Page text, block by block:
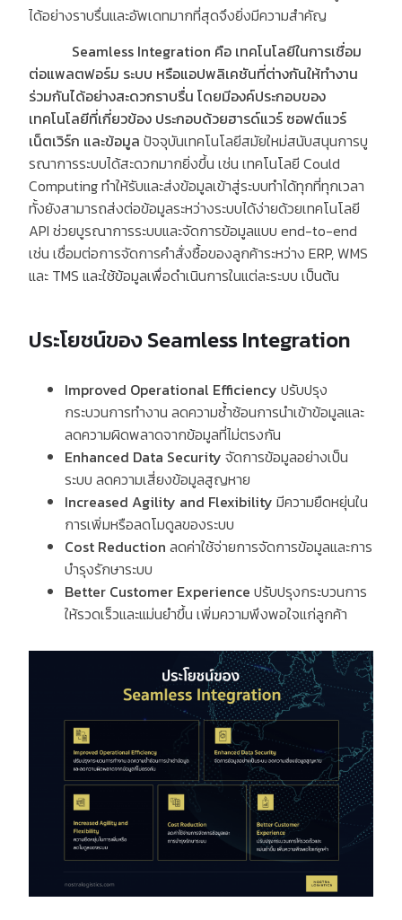
ได้อย่างราบรื่นและอัพเดทมากที่สุดจึงยิ่งมีความสำคัญ
Seamless Integration คือ เทคโนโลยีในการเชื่อม
ต่อแพลตฟอร์ม ระบบ หรือแอปพลิเคชันที่ต่างกันให้ทำงาน
ร่วมกันได้อย่างสะดวกราบรื่น โดยมีองค์ประกอบของ
เทคโนโลยีที่เกี่ยวข้อง ประกอบด้วยฮารด์แวร์ ซอฟต์แวร์
เน็ตเวิร์ก และข้อมูล ปัจจุบันเทคโนโลยีสมัยใหม่สนับสนุนการบู
รณาการระบบได้สะดวกมากยิ่งขึ้น เช่น เทคโนโลยี Could
Computing ทำให้รับและส่งข้อมูลเข้าสู่ระบบทำได้ทุกที่ทุกเวลา
ทั้งยังสามารถส่งต่อข้อมูลระหว่างระบบได้ง่ายด้วยเทคโนโลยี
API ช่วยบูรณาการระบบและจัดการข้อมูลแบบ end-to-end
เช่น เชื่อมต่อการจัดการคำสั่งซื้อของลูกค้าระหว่าง ERP, WMS
และ TMS และใช้ข้อมูลเพื่อดำเนินการในแต่ละระบบ เป็นต้น
ประโยชน์ของ Seamless Integration
Improved Operational Efficiency ปรับปรุง
กระบวนการทำงาน ลดความซ้ำซ้อนการนำเข้าข้อมูลและ
ลดความผิดพลาดจากข้อมูลที่ไม่ตรงกัน
Enhanced Data Securityจัดการข้อมูลอย่างเป็น
ระบบ ลดความเสี่ยงข้อมูลสูญหาย
Increased Agility and Flexibilityมีความยืดหยุ่นใน
การเพิ่มหรือลดโมดูลของระบบ
Cost Reductionลดค่าใช้จ่ายการจัดการข้อมูลและการ
บำรุงรักษาระบบ
Better Customer Experienceปรับปรุงกระบวนการ
ให้รวดเร็วและแม่นยำขึ้น เพิ่มความพึงพอใจแก่ลูกค้า